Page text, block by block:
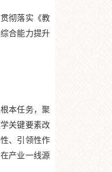
彻落实《教
合能力提升
本任务，聚
关键要素改
、引领性作
产业一线源